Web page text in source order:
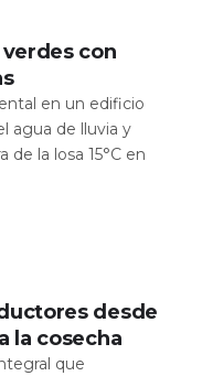
con
en un edificio
agua de lluvia y
de la losa 15°C en
desde
la cosecha
que